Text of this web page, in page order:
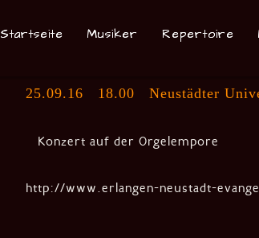
Startseite Musiker Repertoire
25.09.16 18.00 Neustädter
Konzert auf der Orgelempore
http://www.erlangen-neustadt-